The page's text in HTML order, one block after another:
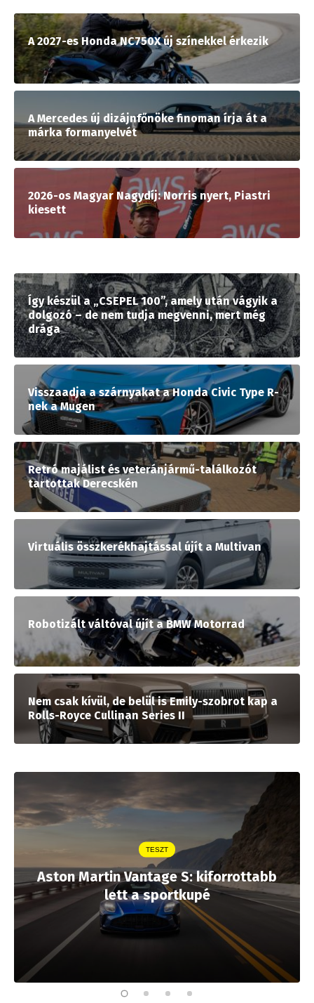
A 2027-es Honda NC750X új színekkel érkezik
A Mercedes új dizájnfőnöke finoman írja át a
márka formanyelvét
2026-os Magyar Nagydíj: Norris nyert, Piastri
kiesett
Így készül a „CSEPEL 100”, amely után vágyik a
dolgozó – de nem tudja megvenni, mert még
drága
Visszaadja a szárnyakat a Honda Civic Type R-
nek a Mugen
Retró majálist és veteránjármű-találkozót
tartottak Derecskén
Virtuális összkerékhajtással újít a Multivan
Robotizált váltóval újít a BMW Motorrad
Nem csak kívül, de belül is Emily-szobrot kap a
Rolls-Royce Cullinan Series II
TESZT
Aston Martin Vantage S: kiforrottabb
lett a sportkupé